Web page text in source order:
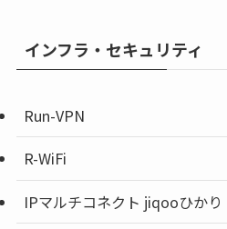
インフラ・セキュリティ
Run-VPN
R-WiFi
IPマルチコネクト jiqooひかり